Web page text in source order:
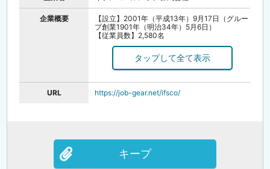
企業概要
【設立】2001年（平成13年）9月17日（グルー
プ創業1901年（明治34年）5月6日）
【従業員数】2,580名
・清涼飲料水の製造、販売並びに食品加工、販
びに販売
・前各号に附帯する一切の事業
URL https://job-gear.net/ifsco/
キープ